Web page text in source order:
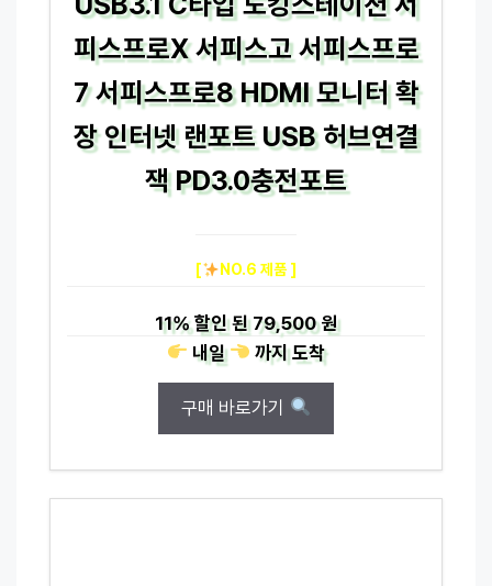
피스프로X 서피스고 서피스프로
7 서피스프로8 HDMI 모니터 확
장 인터넷 랜포트 USB 허브연결
잭 PD3.0충전포트
[ NO.6 제품 ]
11%할인 된79,500 원
내일
까지도착
구매 바로가기